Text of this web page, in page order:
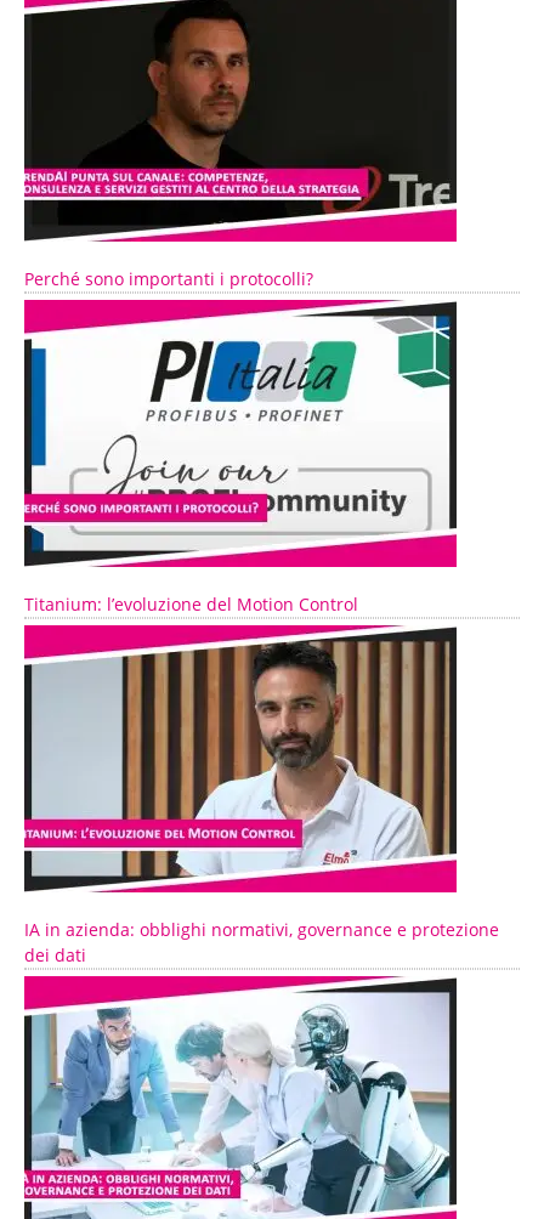
Perché sono importanti i protocolli?
Titanium: l’evoluzione del Motion Control
IA in azienda: obblighi normativi, governance e protezione
dei dati